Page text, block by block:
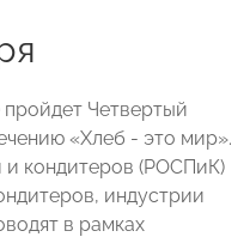
пройдет Четвертый
«Хлеб - это мир».
и кондитеров (РОСПиК)
индустрии
в рамках